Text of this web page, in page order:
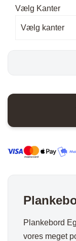
Vælg Kanter
Vælg kanter
2
-
olie
Plankebord
vores meget